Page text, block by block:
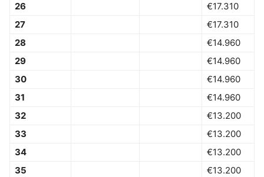
26
€17.310
27
€17.310
28
€14.960
29
€14.960
30
€14.960
31
€14.960
32
€13.200
33
€13.200
34
€13.200
35
€13.200